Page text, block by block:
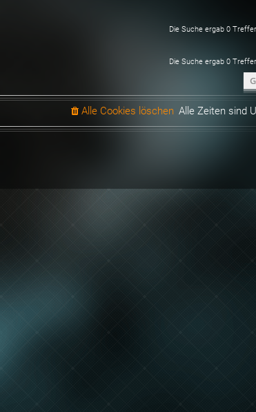
Die Suche ergab 0
Die Suche ergab 0
Alle Zeiten sind
Alle Cookies löschen